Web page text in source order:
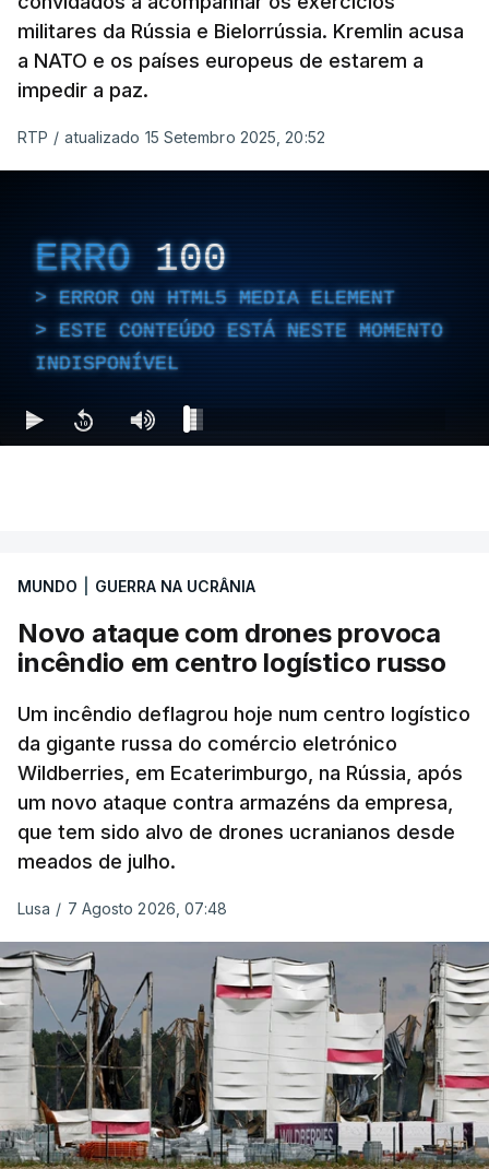
militares da Rússia e Bielorrússia. Kremlin acusa
a NATO e os países europeus de estarem a
impedir a paz.
RTP / atualizado 15 Setembro 2025, 20:52
ERRO 100
ERROR ON HTML5 MEDIA ELEMENT
ESTE CONTEÚDO ESTÁ NESTE MOMENTO
INDISPONÍVEL
MUNDO GUERRA NA UCRÂNIA
Novo ataque com drones provoca
incêndio em centro logístico russo
Um incêndio deflagrou hoje num centro logístico
da gigante russa do comércio eletrónico
Wildberries, em Ecaterimburgo, na Rússia, após
um novo ataque contra armazéns da empresa,
que tem sido alvo de drones ucranianos desde
meados de julho.
Lusa / 7 Agosto 2026, 07:48